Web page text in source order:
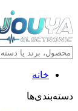
خانه
دسته‌بندی‌ها